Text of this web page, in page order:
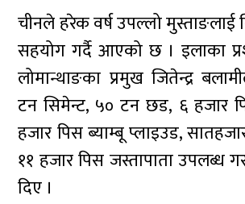
चीनले हरेक वर्ष उपल्लो मुस्ताङलाई
सहयोग गर्दै आएको छ । इलाका
लोमान्थाङका प्रमुख जितेन्द्र
टन सिमेन्ट, ५० टन छड, ६ हजार
हजार पिस ब्याम्बू प्लाइउड,
११ हजार पिस जस्तापाता उपलब्ध
दिए ।